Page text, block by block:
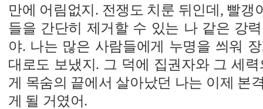
만에 어림없지. 전쟁도 치룬 뒤인데, 빨갱
들을 간단히 제거할 수 있는 나 같은 강
야. 나는 많은 사람들에게 누명을 씌워
대로도 보냈지. 그 덕에 집권자와 그 세
게 목숨의 끝에서 살아났던 나는 이제 본
게 될 거였어.